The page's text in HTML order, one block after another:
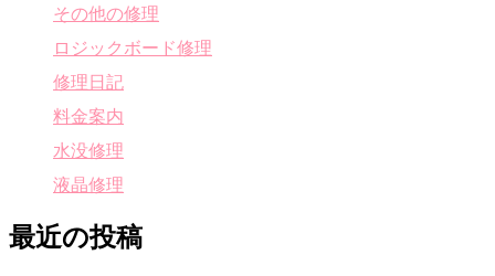
その他の修理
ロジックボード修理
修理日記
料金案内
水没修理
液晶修理
最近の投稿